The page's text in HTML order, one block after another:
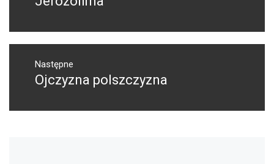
Następne
Następny
Ojczyzna polszczyzna